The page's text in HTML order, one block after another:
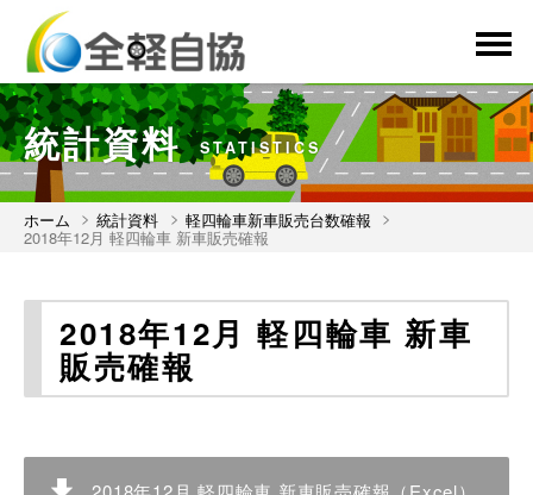
統計資料 STATISTICS
ホーム 統計資料 軽四輪車新車販売台数確報
2018年12月 軽四輪車 新車販売確報
2018年12月 軽四輪車 新車
販売確報